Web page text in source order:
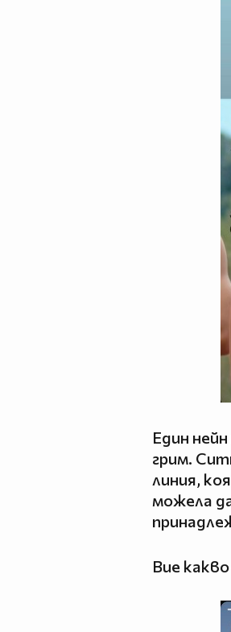
Един
грим.
линия,
можела
Вие